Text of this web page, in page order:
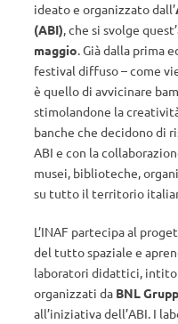
ideato e organizzato dall’
(ABI), che si svolge
maggio. Già dalla prima
festival diffuso – come
è quello di avvicinare
stimolandone la
banche che decidono di
ABI e con la
musei, biblioteche,
su tutto il territorio
L’INAF partecipa al
del tutto spaziale e
laboratori didattici,
organizzati da BNL
all’iniziativa dell’ABI. I